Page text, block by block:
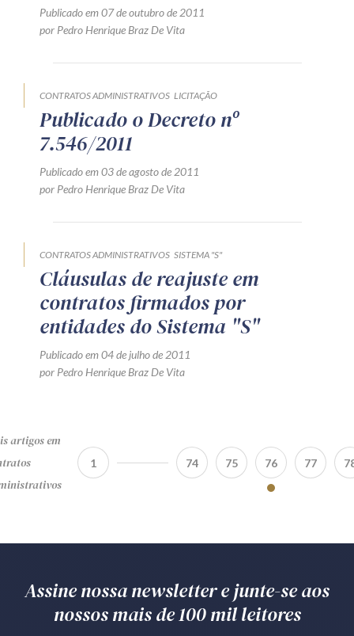
Publicado em 07 de outubro de 2011
por Pedro Henrique Braz De Vita
CONTRATOS ADMINISTRATIVOS LICITAÇÃO
Publicado o Decreto nº
7.546/2011
Publicado em 03 de agosto de 2011
por Pedro Henrique Braz De Vita
CONTRATOS ADMINISTRATIVOS SISTEMA "S"
Cláusulas de reajuste em
contratos firmados por
entidades do Sistema "S"
Publicado em 04 de julho de 2011
por Pedro Henrique Braz De Vita
artigos em
1 74 75 76 77
Assine nossa newsletter e junte-se aos
nossos mais de 100 mil leitores